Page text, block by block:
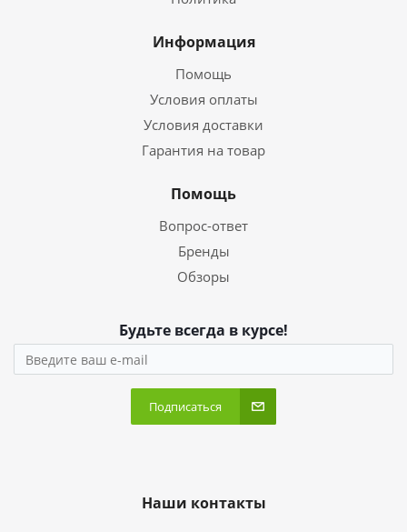
Информация
Помощь
Условия оплаты
Условия доставки
Гарантия на товар
Помощь
Вопрос-ответ
Бренды
Обзоры
Будьте всегда в курсе!
Подписаться
Наши контакты